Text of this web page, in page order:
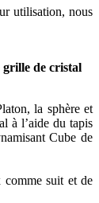
utilisation, nous
grille de cristal
la sphère et
à l’aide du tapis
Cube de
comme suit et de